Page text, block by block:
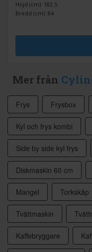
Höjd (cm): 182.5
Bredd (cm): 84
Mer från
Frys Frysbox
Kyl och frys kombi
Side by side kyl frys
Diskmaskin 60 cm
Mangel Torkskåp
Tvättmaskin
Kaffebryggare